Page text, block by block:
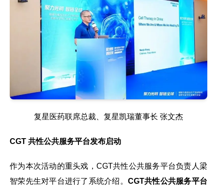
复星医药联席总裁、复星凯瑞董事长 张文杰
CGT 共性公共服务平台发布启动
作为本次活动的重头戏，CGT共性公共服务平台负责人梁
智荣先生对平台进行了系统介绍。 CGT共性公共服务平台